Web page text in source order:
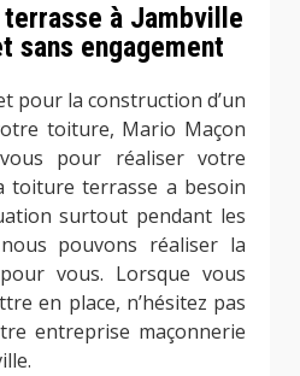
à Jambville
sans engagement
pour la construction d’un
toiture, Mario Maçon
pour réaliser votre
toiture terrasse a besoin
surtout pendant les
pouvons réaliser la
vous. Lorsque vous
en place, n’hésitez pas
entreprise maçonnerie